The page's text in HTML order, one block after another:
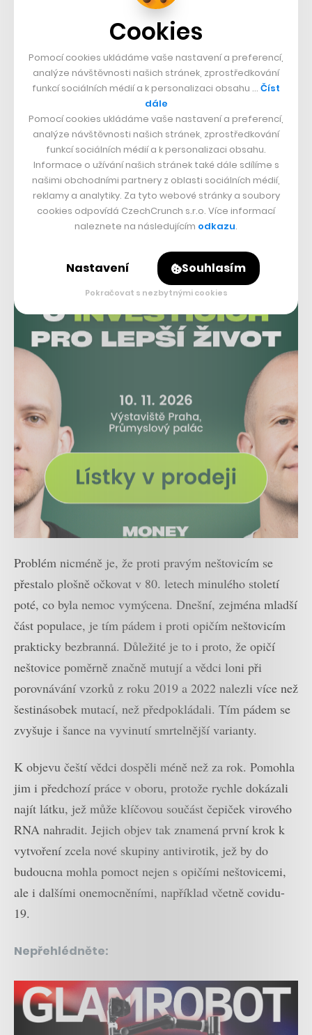
patří do stejné skupiny virů, mají i pobobné příznaky,
ale naštěstí s nimi nesdílí míru úmrtnosti – zatímco na
pravé neštoviceumíralaaž třetina nakažených, na opičí
neštovice loni zemřelméněnež každý tisící nakažený.
Opičí neštovicese v létě 2022 objevily ve více než
100 zemích, kde se doposud nikdy nevyskytly. Do
Česka se dostaly mimo jiné přes pacienta, který se
nejspíšnakazilna festivalu v belgických Antverpách.
Úřady u nászaregistrovaly71 případů, jeden člověk v
souvislosti s nemocízemřel. Opičí neštovice se v
Evropě nešířily tak rychle jako v Africe. Celkově se na
světě nakazilo okolo 90 tisíc lidí.
Problém nicméně je, že proti pravým neštovicím se
přestalo plošně očkovat v 80. letech minulého století
poté, co byla nemoc vymýcena. Dnešní, zejména mladší
část populace, je tím pádem i proti opičím neštovicím
prakticky bezbranná. Důležité je to i proto, že opičí
neštovice poměrně značně mutují a vědci loni při
porovnávání vzorků z roku 2019 a 2022 nalezli více než
šestinásobek mutací, než předpokládali. Tím pádem se
zvyšuje i šance na vyvinutí smrtelnější varianty.
K objevu čeští vědci dospěli méně než za rok. Pomohla
jim i předchozí práce v oboru, protože rychle dokázali
najít látku, jež může klíčovou součást čepiček virového
RNA nahradit. Jejich objev tak znamená první krok k
vytvoření zcela nové skupiny antivirotik, jež by do
budoucna mohla pomoct nejen s opičími neštovicemi,
ale i dalšími onemocněními, například včetně covidu-
19.
Nepřehlédněte:
Cookies
Pomocí cookies ukládáme vaše nastavení a preferencí,
analýze návštěvnosti našich stránek, zprostředkování
funkcí sociálních médií a k personalizaci obsahu … Číst
dále
Pomocí cookies ukládáme vaše nastavení a preferencí,
analýze návštěvnosti našich stránek, zprostředkování
funkcí sociálních médií a k personalizaci obsahu.
Informace o užívání našich stránek také dále sdílíme s
našimi obchodními partnery z oblasti sociálních médií,
reklamy a analytiky. Za tyto webové stránky a soubory
cookies odpovídá CzechCrunch s.r.o. Více informací
naleznete na následujícím odkazu.
Nastavení Souhlasím
Pokračovat s nezbytnými cookies